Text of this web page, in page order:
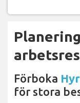
Förboka
för stora